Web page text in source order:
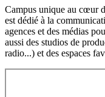
Campus unique au cœur
est dédié à la
agences et des médias
aussi des studios de
radio...) et des espaces